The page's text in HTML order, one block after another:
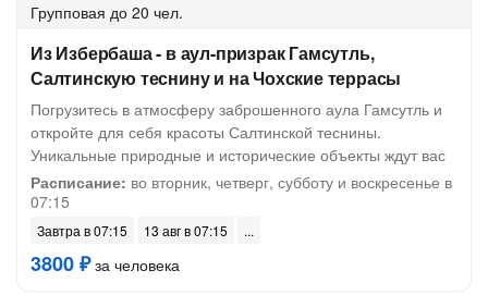
Групповая до 20 чел.
Из Избербаша - в аул-призрак Гамсутль,
Салтинскую теснину и на Чохские террасы
Погрузитесь в атмосферу заброшенного аула Гамсутль и
откройте для себя красоты Салтинской теснины.
Уникальные природные и исторические объекты ждут вас
Расписание: во вторник, четверг, субботу и воскресенье в
07:15
Завтра в 07:15 13 авг в 07:15
3800 ₽за человека